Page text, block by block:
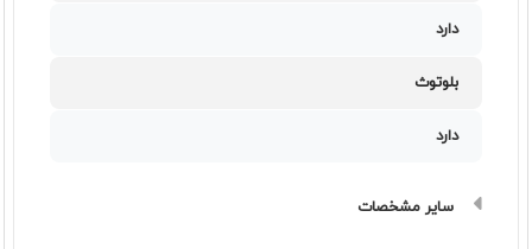
دارد
بلوتوث
دارد
سایر مشخصات